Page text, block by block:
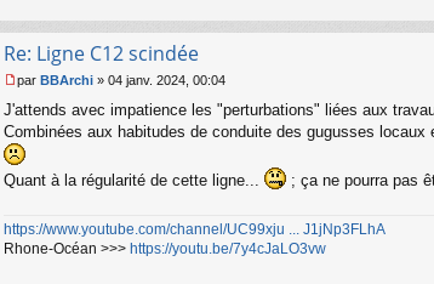
l
Re: Ligne C12 scindée
e
s
s
a
g
n
o
n
par BBArchi » 04 janv. 2024, 00:04
J'attends avec impatience les "perturbations" liées aux
Combinées aux habitudes de conduite des gugusses
Quant à la régularité de cette ligne... ; ça ne pourra pas
https://www.youtube.com/channel/UC99xju ... J1jNp3FLhA
Rhone-Océan >>> https://youtu.be/7y4cJaLO3vw